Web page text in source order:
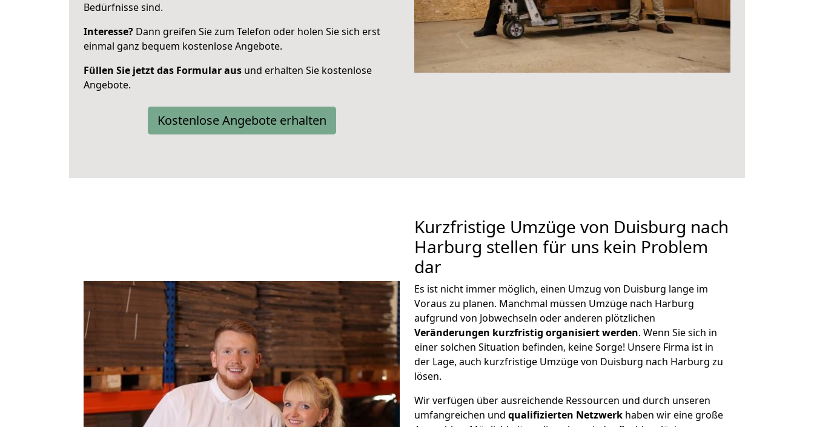
Bedürfnisse sind.
Interesse? Dann greifen Sie zum Telefon oder holen Sie sich erst
einmal ganz bequem kostenlose Angebote.
Füllen Sie jetzt das Formular aus und erhalten Sie kostenlose
Angebote.
Kostenlose Angebote erhalten
Kurzfristige Umzüge von Duisburg nach
Harburg stellen für uns kein Problem
dar
Es ist nicht immer möglich, einen Umzug von Duisburg lange im
Voraus zu planen. Manchmal müssen Umzüge nach Harburg
aufgrund von Jobwechseln oder anderen plötzlichen
Veränderungen kurzfristig organisiert werden. Wenn Sie sich in
einer solchen Situation befinden, keine Sorge! Unsere Firma ist in
der Lage, auch kurzfristige Umzüge von Duisburg nach Harburg zu
lösen.
Wir verfügen über ausreichende Ressourcen und durch unseren
umfangreichen und qualifizierten Netzwerk haben wir eine große